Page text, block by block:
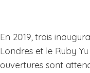
En 2019, trois
Londres et le Ruby
ouvertures sont